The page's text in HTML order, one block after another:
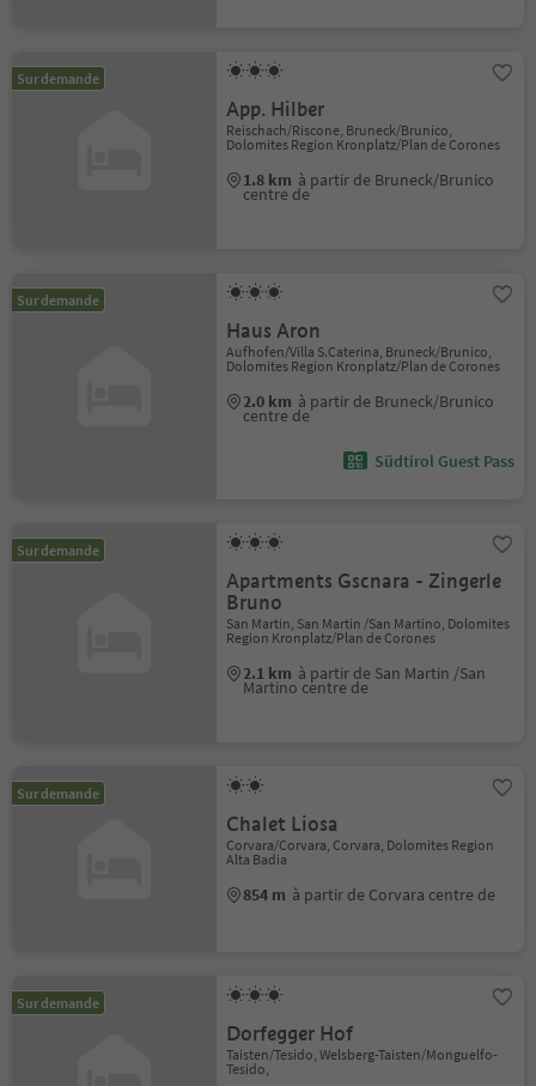
Sur demande
App. Hilber
Reischach/Riscone, Bruneck/Brunico,
Dolomites Region Kronplatz/Plan de Corones
1.8 km à partir de Bruneck/Brunico
centre de
Sur demande
Haus Aron
Aufhofen/Villa S.Caterina, Bruneck/Brunico,
Dolomites Region Kronplatz/Plan de Corones
2.0 km à partir de Bruneck/Brunico
centre de
Südtirol Guest Pass
Sur demande
Apartments Gscnara - Zingerle
Bruno
San Martin, San Martin /San Martino, Dolomites
Region Kronplatz/Plan de Corones
2.1 km à partir de San Martin /San
Martino centre de
Sur demande
Chalet Liosa
Corvara/Corvara, Corvara, Dolomites Region
Alta Badia
854 m à partir de Corvara centre de
Sur demande
Dorfegger Hof
Taisten/Tesido, Welsberg-Taisten/Monguelfo-
Tesido,